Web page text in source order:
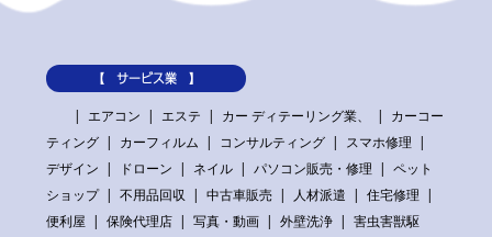
【 サービス業 】
エアコン
エステ カー ディテーリング業、
カーコー
ティング
カーフィルム コンサルティング
スマホ修理
デザイン
ドローン ネイル パソコン販売・修理
ペット
ショップ
不用品回収 中古車販売 人材派遣
住宅修理
便利屋
保険代理店 写真・動画 外壁洗浄
害虫害獣駆